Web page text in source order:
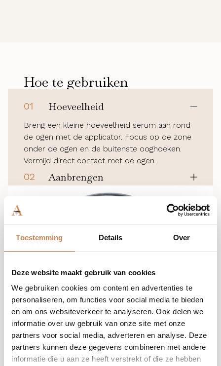
Toestemming Details Over
Deze website maakt gebruik van cookies
We gebruiken cookies om content en advertenties te
personaliseren, om functies voor social media te bieden
en om ons websiteverkeer te analyseren. Ook delen we
informatie over uw gebruik van onze site met onze
partners voor social media, adverteren en analyse. Deze
partners kunnen deze gegevens combineren met andere
informatie die u aan ze heeft verstrekt of die ze hebben
Hoe te gebruiken
Hoeveelheid
Breng een kleine hoeveelheid serum aan rond
de ogen met de applicator. Focus op de zone
onder de ogen en de buitenste ooghoeken.
Vermijd direct contact met de ogen.
01
Aanbrengen
Laat het serum volledig intrekken voordat je
serums en moisturizers aanbrengt. Voor de
metaalallergieën, verwijder dan het metalen
uiteinde en gebruik het verder.
02